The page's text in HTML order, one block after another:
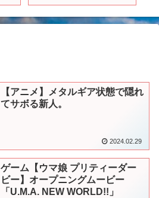
【アニメ】メタルギア状態で隠れ
てサボる新人。
2024.02.29
ゲーム【ウマ娘 プリティーダー
ビー】オープニングムービー
「U.M.A. NEW WORLD!!」